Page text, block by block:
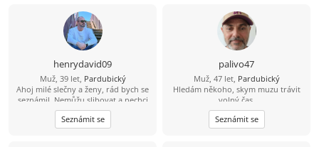
henrydavid09
Muž, 39 let, Pardubický
Ahoj milé slečny a ženy, rád bych se
seznámil. Nemůžu slibovat a nechci
hory doly a modré z nebes. To, jaký
vztah se časem vyvine, ukáže až
osobní schůzka a čas. Jsem
Seznámit se
palivo47
Muž, 47 let, Pardubický
Hledám někoho, skym muzu trávit
,volný čas..
Seznámit se